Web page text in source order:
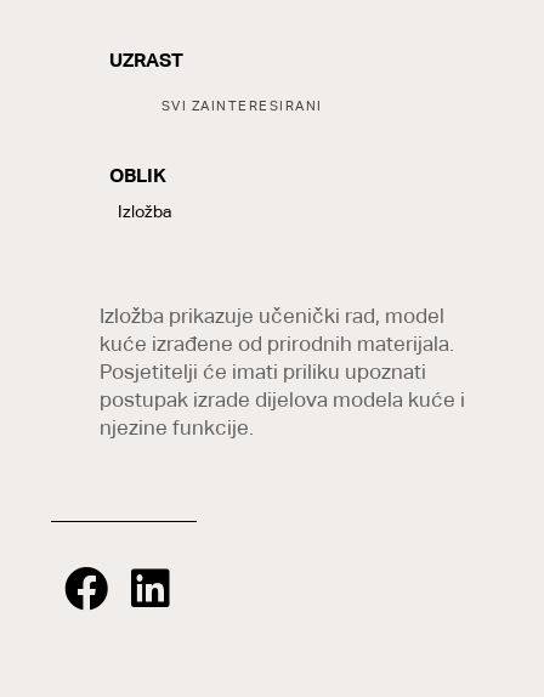
UZRAST
SVI ZAINTERESIRANI
OBLIK
LABELS
Izložba
Izložba prikazuje učenički rad, model
kuće izrađene od prirodnih materijala.
Posjetitelji će imati priliku upoznati
postupak izrade dijelova modela kuće i
njezine funkcije.